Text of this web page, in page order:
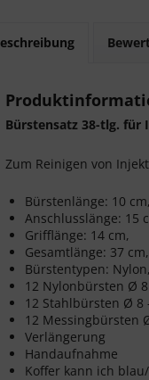
Bürstensatz 38-tlg. für
Zum Reinigen von
Bürstenlänge: 10
Anschlusslänge: 15
Grifflänge: 14 cm,
Gesamtlänge: 37 cm,
Bürstentypen:
12 Nylonbürsten Ø 8
12 Stahlbürsten Ø 8
12 Messingbürsten
Verlängerung
Handaufnahme
Koffer kann ich